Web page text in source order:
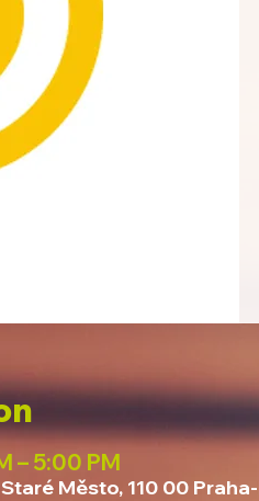
– 5:00 PM
Město, 110 00